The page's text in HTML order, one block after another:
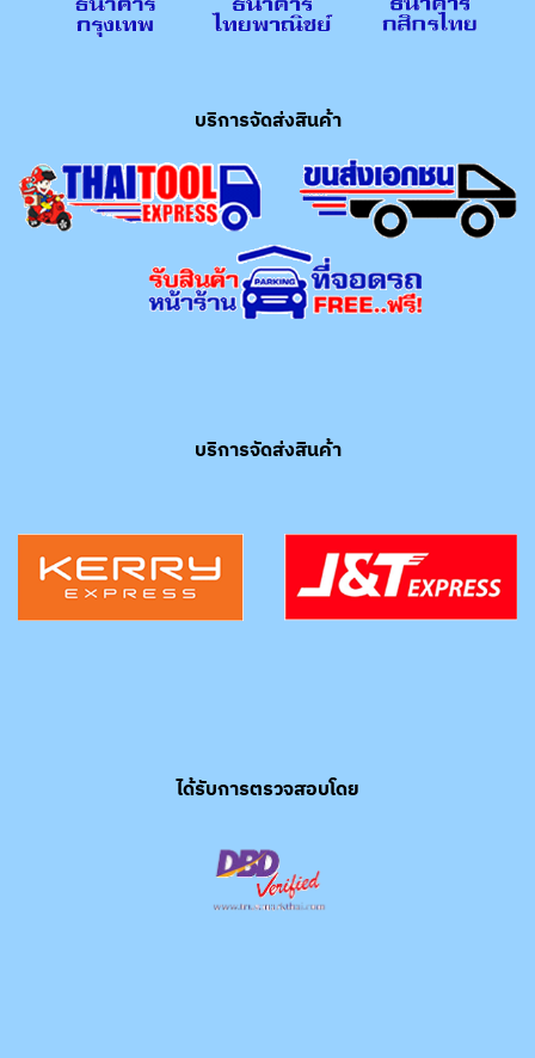
บริการจัดส่งสินค้า
บริการจัดส่งสินค้า
ได้รับการตรวจสอบโดย